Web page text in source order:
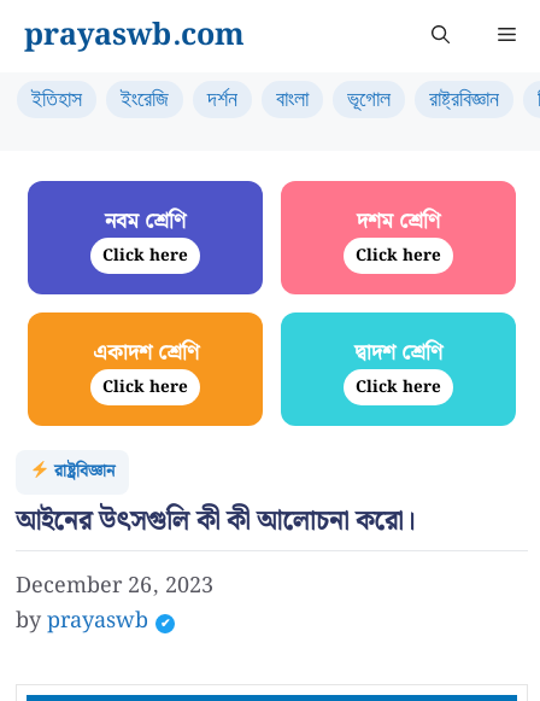
content
prayaswb.com
ইতিহাস ইংরেজি দর্শন বাংলা ভূগোল রাষ্ট্রবিজ্ঞান
নবম শ্রেণি
Click here
দশম শ্রেণি
Click here
একাদশ শ্রেণি
Click here
দ্বাদশ শ্রেণি
Click here
রাষ্ট্রবিজ্ঞান
আইনের উৎসগুলি কী কী আলোচনা করো।
December 26, 2023
byprayaswb